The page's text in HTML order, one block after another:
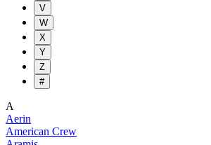
V
W
X
Y
Z
#
A
Aerin
American Crew